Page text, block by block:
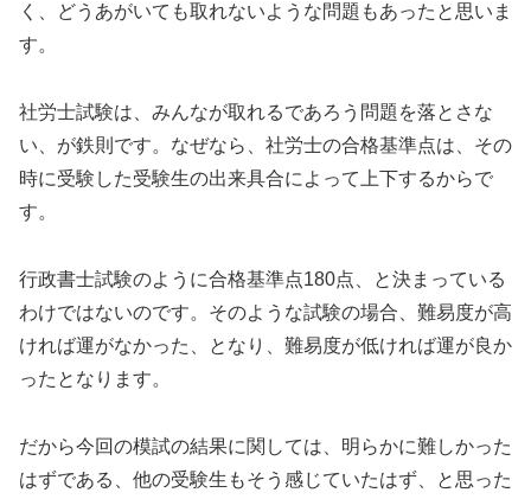
く、どうあがいても取れないような問題もあったと思いま
す。
社労士試験は、みんなが取れるであろう問題を落とさな
い、が鉄則です。なぜなら、社労士の合格基準点は、その
時に受験した受験生の出来具合によって上下するからで
す。
行政書士試験のように合格基準点180点、と決まっている
わけではないのです。そのような試験の場合、難易度が高
ければ運がなかった、となり、難易度が低ければ運が良か
ったとなります。
だから今回の模試の結果に関しては、明らかに難しかった
はずである、他の受験生もそう感じていたはず、と思った